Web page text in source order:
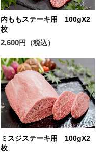
内ももステーキ用 100gX2
枚
2,600円（税込）
ミスジステーキ用 100gX2
枚